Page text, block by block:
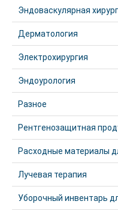
Эндоваскулярная
Дерматология
Электрохирургия
Эндоурология
Разное
Рентгенозащитная
Расходные материалы
Лучевая терапия
Уборочный инвентарь